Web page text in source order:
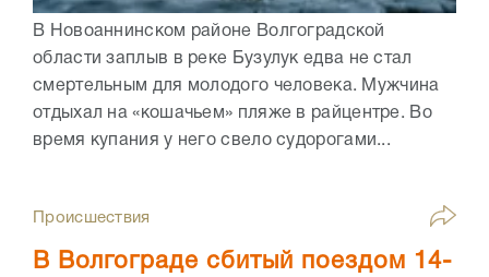
В Новоаннинском районе Волгоградской
области заплыв в реке Бузулук едва не стал
смертельным для молодого человека. Мужчина
отдыхал на «кошачьем» пляже в райцентре. Во
время купания у него свело судорогами...
Происшествия
В Волгограде сбитый поездом 14-